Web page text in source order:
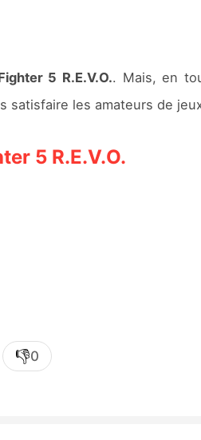
5 R.E.V.O.. Mais, en
satisfaire les amateurs de
5 R.E.V.O.
👎0